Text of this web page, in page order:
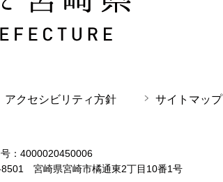
アクセシビリティ方針 サイトマップ
：4000020450006
8501 宮崎県宮崎市橘通東2丁目10番1号